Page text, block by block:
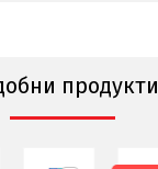
продукти